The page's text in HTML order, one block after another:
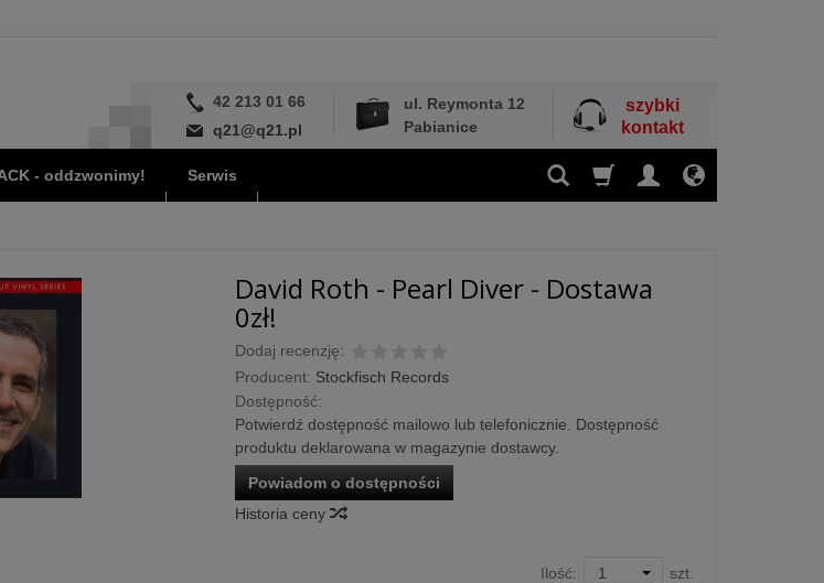
42 213 01 66
q21@q21.pl
ul. Reymonta 12
Pabianice
szybki
kontakt
- oddzwonimy! Serwis
David Roth - Pearl Diver - Dostawa
0zł!
Dodaj recenzję:
Producent: Stockfisch Records
Dostępność:
Potwierdź dostępność mailowo lub telefonicznie. Dostępność
produktu deklarowana w magazynie dostawcy.
Powiadom o dostępności
Historia ceny
Ilość: szt.